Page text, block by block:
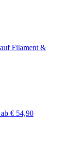
Filament &
ab € 54,90